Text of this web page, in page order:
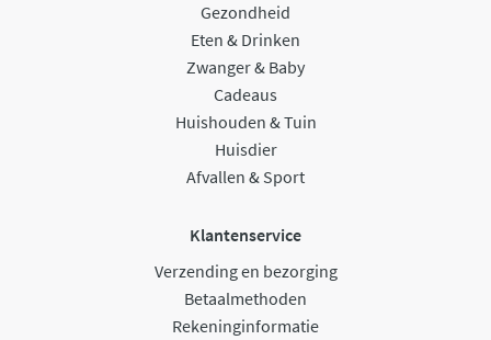
Gezondheid
Eten & Drinken
Zwanger & Baby
Cadeaus
Huishouden & Tuin
Huisdier
Afvallen & Sport
Klantenservice
Verzending en bezorging
Betaalmethoden
Rekeninginformatie